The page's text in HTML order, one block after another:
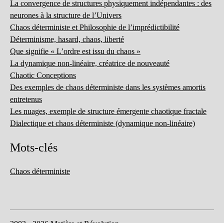
La convergence de structures physiquement indépendantes : des
neurones à la structure de l’Univers
Chaos déterministe et Philosophie de l’imprédictibilité
Déterminisme, hasard, chaos, liberté
Que signifie « L’ordre est issu du chaos »
La dynamique non-linéaire, créatrice de nouveauté
Chaotic Conceptions
Des exemples de chaos déterministe dans les systèmes amortis
entretenus
Les nuages, exemple de structure émergente chaotique fractale
Dialectique et chaos déterministe (dynamique non-linéaire)
Mots-clés
Chaos déterministe